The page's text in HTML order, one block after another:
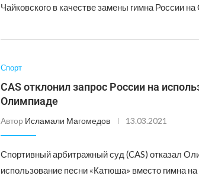
Чайковского в качестве замены гимна России
Спорт
CAS отклонил запрос России на
Олимпиаде
Автор Исламали Магомедов 13.03.2021
Спортивный арбитражный суд (CAS) отказал
использование песни «Катюша» вместо гимна